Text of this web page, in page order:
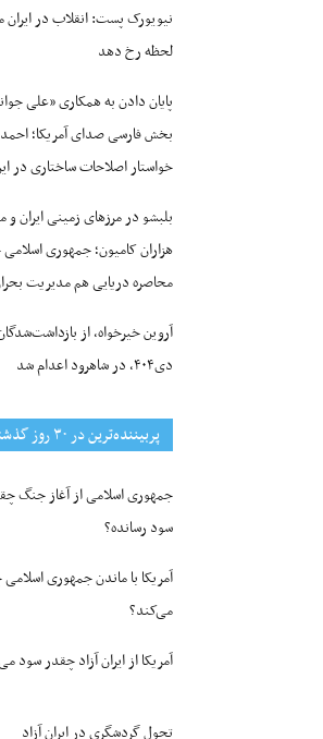
نیویورک پست: انقلاب در
لحظه رخ دهد
پایان دادن به همکاری «علی
بخش فارسی صدای آمریکا؛
خواستار اصلاحات ساختاری در
بلبشو در مرزهای زمینی ایران
هزاران کامیون؛ جمهوری
محاصره دریایی هم مدیریت
آروین خیرخواه، از
دی۴۰۴، در شاهرود اعدام شد
پربیننده‌ترین‌ در ۳۰ روز گذشته
جمهوری اسلامی از آغاز جنگ
سود رسانده؟
آمریکا با ماندن جمهوری
می‌کند؟
آمریکا از ایران آزاد چقدر سود
تحول گردشگری در ایران آزاد